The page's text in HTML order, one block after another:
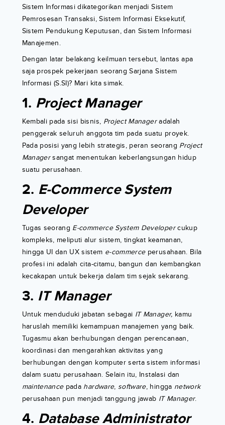
Sistem Informasi dikategorikan menjadi Sistem
Pemrosesan Transaksi, Sistem Informasi Eksekutif,
Sistem Pendukung Keputusan, dan Sistem Informasi
Manajemen.
Dengan latar belakang keilmuan tersebut, lantas apa
saja prospek pekerjaan seorang Sarjana Sistem
Informasi (S.SI)? Mari kita simak.
1. Project Manager
Kembali pada sisi bisnis, Project Manageradalah
penggerak seluruh anggota tim pada suatu proyek.
Pada posisi yang lebih strategis, peran seorang Project
Managersangat menentukan keberlangsungan hidup
suatu perusahaan.
2. E-Commerce System
Developer
Tugas seorang E-commerce System Developercukup
kompleks, meliputi alur sistem, tingkat keamanan,
hingga UI dan UX sistem e-commerceperusahaan. Bila
profesi ini adalah cita-citamu, bangun dan kembangkan
kecakapan untuk bekerja dalam tim sejak sekarang.
3. IT Manager
Untuk menduduki jabatan sebagai IT Manager, kamu
haruslah memiliki kemampuan manajemen yang baik.
Tugasmu akan berhubungan dengan perencanaan,
koordinasi dan mengarahkan aktivitas yang
berhubungan dengan komputer serta sistem informasi
dalam suatu perusahaan. Selain itu, Instalasi dan
maintenancepada hardware, software, hingga network
perusahaan pun menjadi tanggung jawab IT Manager.
4. Database Administrator